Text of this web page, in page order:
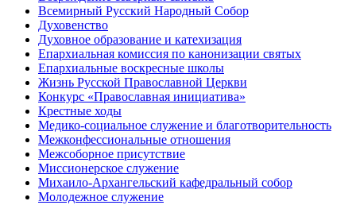
Всемирный Русский Народный Собор
Духовенство
Духовное образование и катехизация
Епархиальная комиссия по канонизации святых
Епархиальные воскресные школы
Жизнь Русской Православной Церкви
Конкурс «Православная инициатива»
Крестные ходы
Медико-социальное служение и благотворительность
Межконфессиональные отношения
Межсоборное присутствие
Миссионерское служение
Михаило-Архангельский кафедральный собор
Молодежное служение